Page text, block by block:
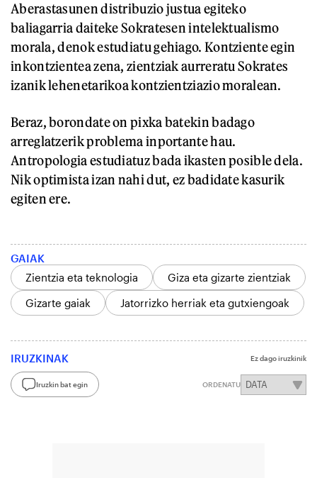
Aberastasunen distribuzio justua egiteko
baliagarria daiteke Sokratesen intelektualismo
morala, denok estudiatu gehiago. Kontziente egin
inkontzientea zena, zientziak aurreratu Sokrates
izanik lehenetarikoa kontzientziazio moralean.
Beraz, borondate on pixka batekin badago
arreglatzerik problema inportante hau.
Antropologia estudiatuz bada ikasten posible dela.
Nik optimista izan nahi dut, ez badidate kasurik
egiten ere.
GAIAK
Zientzia eta teknologia
Giza eta gizarte zientziak
Gizarte gaiak
Jatorrizko herriak eta gutxiengoak
IRUZKINAK Ez dago iruzkinik
Iruzkin bat egin ORDENATU